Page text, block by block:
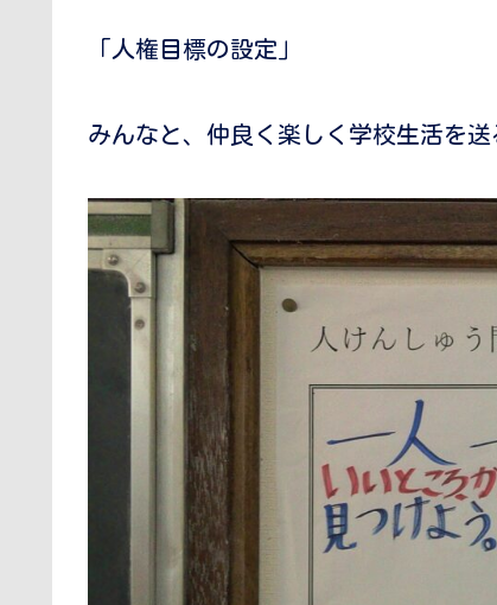
「人権目標の設定」
みんなと、仲良く楽しく学校生活を